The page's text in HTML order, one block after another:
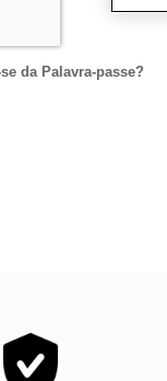
da Palavra-passe?